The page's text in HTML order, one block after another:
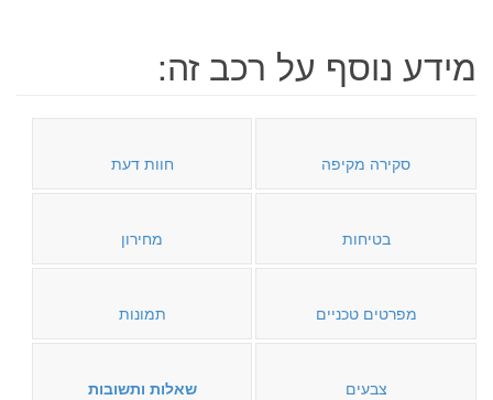
מידע נוסף על רכב זה:
סקירה מקיפה חוות דעת
בטיחות מחירון
מפרטים טכניים תמונות
צבעים שאלות ותשובות